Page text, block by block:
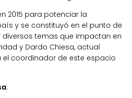
2015 para potenciar la
y se constituyó en el punto de
diversos temas que impactan en
y Dardo Chiesa, actual
el coordinador de este espacio
: